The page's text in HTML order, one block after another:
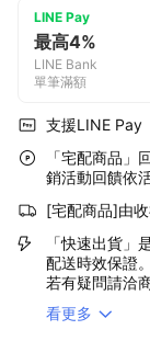
LINE Pay
最高4%
LINE Bank
單筆滿額
支援LINE Pay
「宅配商品
銷活動回饋依
[宅配商品]由
「快速出貨」
配送時效保證
若有疑問請洽商
看更多